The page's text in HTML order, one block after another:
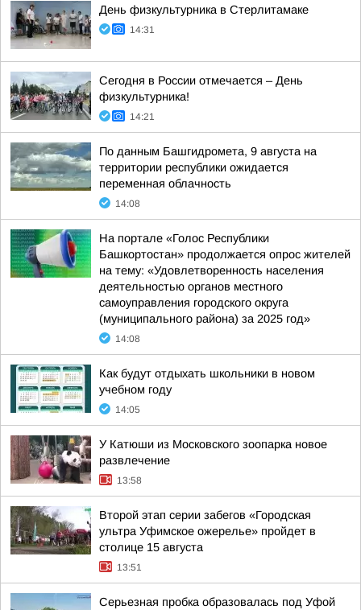
День физкультурника в Стерлитамаке
14:31
Сегодня в России отмечается – День
физкультурника!
14:21
По данным Башгидромета, 9 августа на
территории республики ожидается
переменная облачность
14:08
На портале «Голос Республики
Башкортостан» продолжается опрос жителей
на тему: «Удовлетворенность населения
деятельностью органов местного
самоуправления городского округа
(муниципального района) за 2025 год»
14:08
Как будут отдыхать школьники в новом
учебном году
14:05
У Катюши из Московского зоопарка новое
развлечение
13:58
Второй этап серии забегов «Городская
ультра Уфимское ожерелье» пройдет в
столице 15 августа
13:51
Серьезная пробка образовалась под Уфой